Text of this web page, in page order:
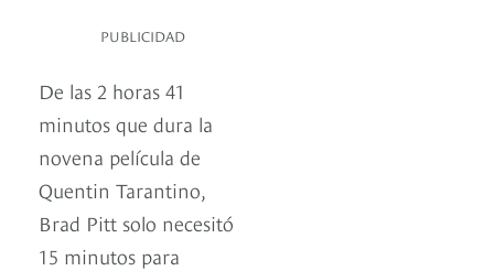
PUBLICIDAD
De las 2 horas 41
minutos que dura la
novena película de
Quentin Tarantino,
Brad Pitt solo necesitó
15 minutos para